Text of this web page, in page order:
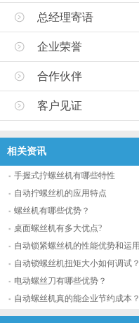
总经理寄语
企业荣誉
合作伙伴
客户见证
相关资讯
手握式拧螺丝机有哪些特性
自动拧螺丝机的应用特点
螺丝机有哪些优势？
桌面螺丝机有多大优点?
自动锁螺丝机扭矩大小如何调试？
电动螺丝刀有哪些优势？
自动螺丝机真的能企业节约成本？